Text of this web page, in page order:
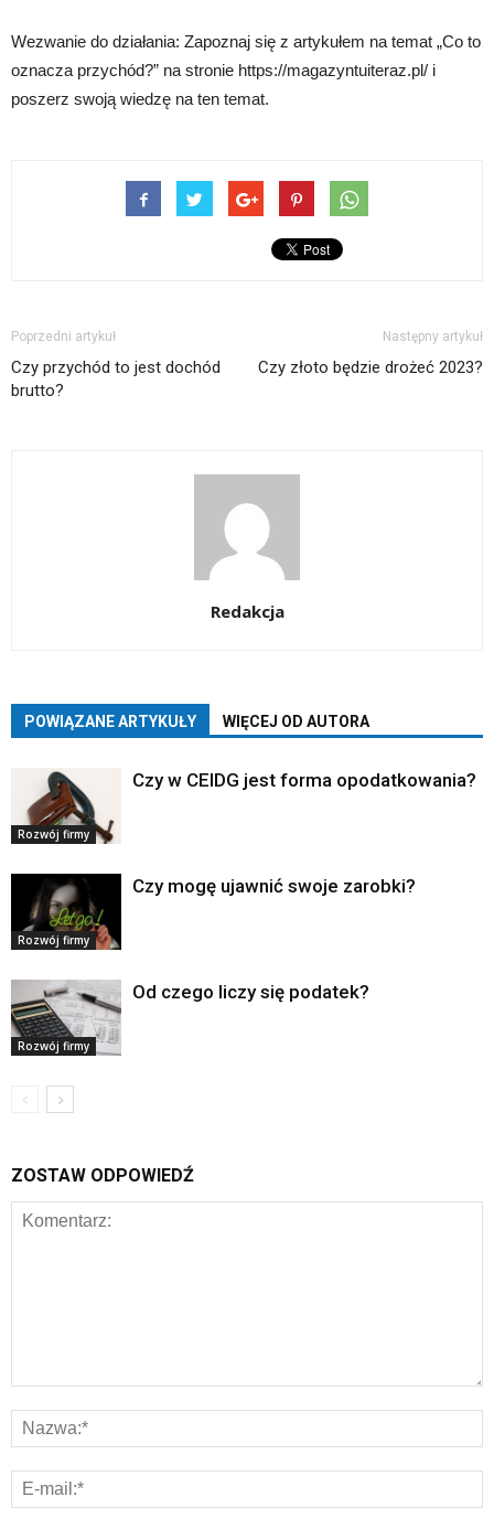
Wezwanie do działania: Zapoznaj się z artykułem na temat „Co to
oznacza przychód?” na stronie https://magazyntuiteraz.pl/ i
poszerz swoją wiedzę na ten temat.
Poprzedni artykuł
Czy przychód to jest dochód
brutto?
Następny artykuł
Czy złoto będzie drożeć 2023?
Redakcja
POWIĄZANE ARTYKUŁY WIĘCEJ OD AUTORA
Rozwój firmy
Czy w CEIDG jest forma opodatkowania?
Rozwój firmy
Czy mogę ujawnić swoje zarobki?
Rozwój firmy
Od czego liczy się podatek?
ZOSTAW ODPOWIEDŹ